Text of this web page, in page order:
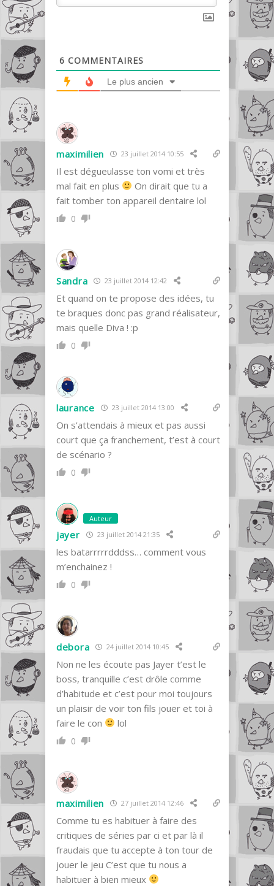
6 COMMENTAIRES
Le plus ancien
maximilien 23 juillet 2014 10:55
Il est dégueulasse ton vomi et très
mal fait en plus
On dirait que tu a
fait tomber ton appareil dentaire lol
0
Sandra 23 juillet 2014 12:42
Et quand on te propose des idées, tu
te braques donc pas grand réalisateur,
mais quelle Diva ! :p
0
laurance 23 juillet 2014 13:00
On s’attendais à mieux et pas aussi
court que ça franchement, t’est à court
de scénario ?
0
Auteur
jayer 23 juillet 2014 21:35
les batarrrrrdddss… comment vous
m’enchainez !
0
debora 24 juillet 2014 10:45
Non ne les écoute pas Jayer t’est le
boss, tranquille c’est drôle comme
d’habitude et c’est pour moi toujours
un plaisir de voir ton fils jouer et toi à
faire le con
lol
0
maximilien 27 juillet 2014 12:46
Comme tu es habituer à faire des
critiques de séries par ci et par là il
fraudais que tu accepte à ton tour de
jouer le jeu C’est que tu nous a
habituer à bien mieux